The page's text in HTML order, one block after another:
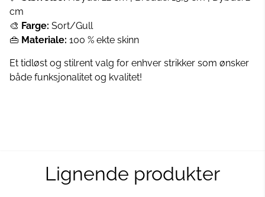
cm
🎨 Farge: Sort/Gull
👜 Materiale: 100 % ekte skinn
Et tidløst og stilrent valg for enhver strikker som ønsker
både funksjonalitet og kvalitet!
Lignende produkter